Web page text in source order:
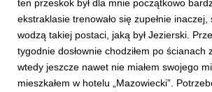
ten przeskok był dla mnie początkowo
ekstraklasie trenowało się zupełnie
wodzą takiej postaci, jaką był Jezierski.
tygodnie dosłownie chodziłem po ścianach
wtedy jeszcze nawet nie miałem swojego
mieszkałem w hotelu „Mazowiecki”.